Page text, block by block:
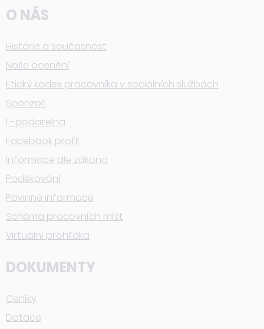
O NÁS
Historie a současnost
Naše ocenění
Etický kodex pracovníka v sociálních službách
Sponzoři
E-podatelna
Facebook profil
Informace dle zákona
Poděkování
Povinné informace
Schéma pracovních míst
Virtuální prohlídka
DOKUMENTY
Ceníky
Dotace